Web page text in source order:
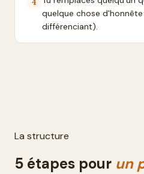
quelque chose
différenciant).
La structure
5 étapes pour un